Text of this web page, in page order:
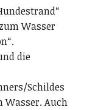
Wasser
die
Schildes
Auch